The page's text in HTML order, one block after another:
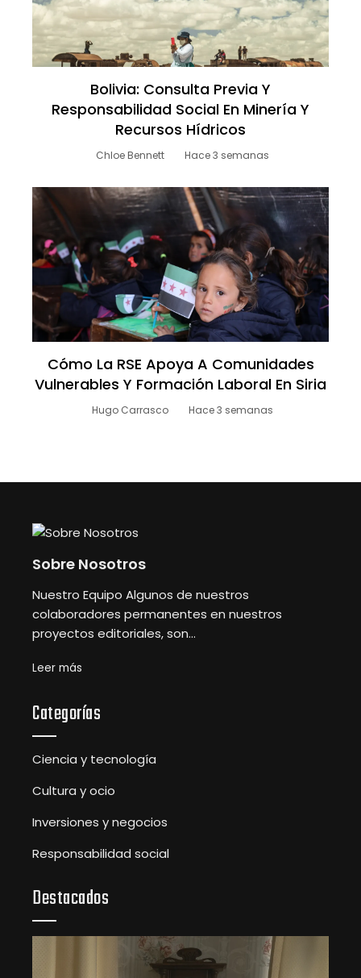
Bolivia: Consulta Previa Y
Responsabilidad Social En Minería Y
Recursos Hídricos
Chloe Bennett Hace 3 semanas
Cómo La RSE Apoya A Comunidades
Vulnerables Y Formación Laboral En Siria
Hugo Carrasco Hace 3 semanas
Sobre Nosotros
Nuestro Equipo Algunos de nuestros
colaboradores permanentes en nuestros
proyectos editoriales, son...
Leer más
Categorías
Ciencia y tecnología
Cultura y ocio
Inversiones y negocios
Responsabilidad social
Destacados